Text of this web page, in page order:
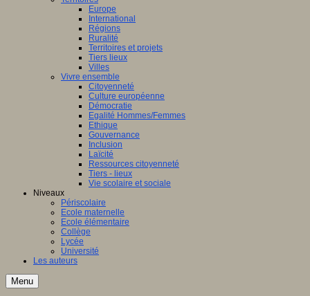
Europe
International
Régions
Ruralité
Territoires et projets
Tiers lieux
Villes
Vivre ensemble
Citoyenneté
Culture européenne
Démocratie
Egalité Hommes/Femmes
Ethique
Gouvernance
Inclusion
Laïcité
Ressources citoyenneté
Tiers - lieux
Vie scolaire et sociale
Niveaux
Périscolaire
Ecole maternelle
Ecole élémentaire
Collège
Lycée
Université
Les auteurs
Menu